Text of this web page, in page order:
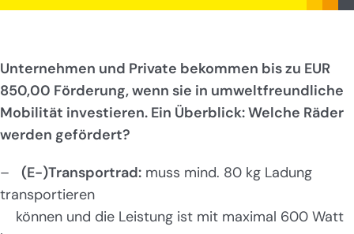
Unternehmen und Private bekommen bis zu EUR
850,00 Förderung, wenn sie in umweltfreundliche
Mobilität investieren. Ein Überblick: Welche Räder
werden gefördert?
– (E-)Transportrad: muss mind. 80 kg Ladung
transportieren
können und die Leistung ist mit maximal 600 Watt